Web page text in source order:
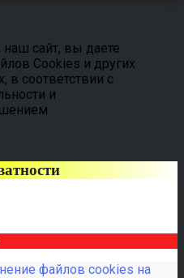
сайт, вы даете
Cookies и других
в соответствии с
и
файлов cookies на